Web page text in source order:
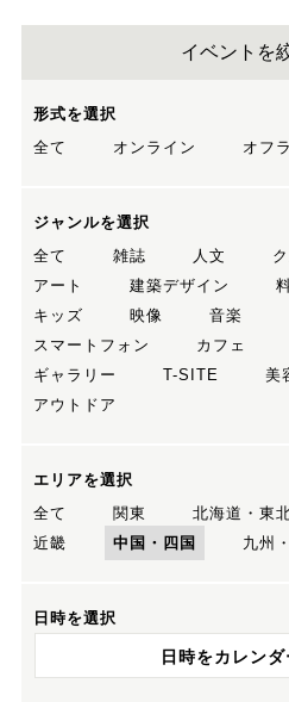
イベントを
形式を選択
全て
オンライン オフ
ジャンルを選択
全て
雑誌 人文
アート
建築デザイン
キッズ
映像 音楽
スマートフォン
カフェ
ギャラリー
T-SITE 美
アウトドア
エリアを選択
全て
関東 北海道・東
近畿
中国・四国 九州
日時を選択
日時をカレン